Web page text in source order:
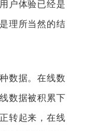
户体验已经是
理所当然的结
数据。在线数
数据被积累下
转起来，在线